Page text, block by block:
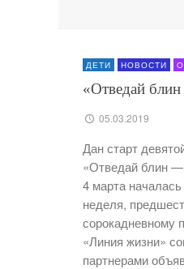
ДЕТИ НОВОСТИ
«Отведай
05.03.2019
Дан старт
«Отведай блин —
4 марта
неделя,
сорокадневному
«Линия жизни»
партнерами